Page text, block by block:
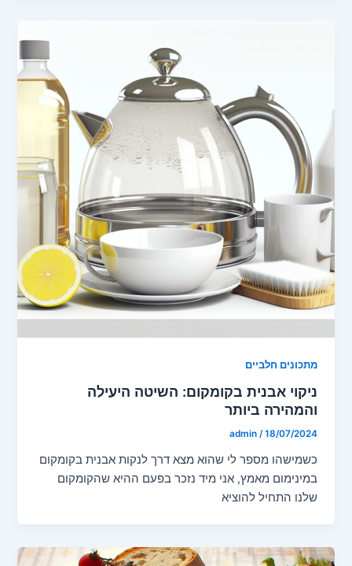
מתכונים חלביים
ניקוי אבנית בקומקום: השיטה היעילה
והמהירה ביותר
admin /18/07/2024
כשמישהו מספר לי שהוא מצא דרך לנקות אבנית בקומקום
במינימום מאמץ, אני מיד נזכר בפעם ההיא שהקומקום
שלנו התחיל להוציא